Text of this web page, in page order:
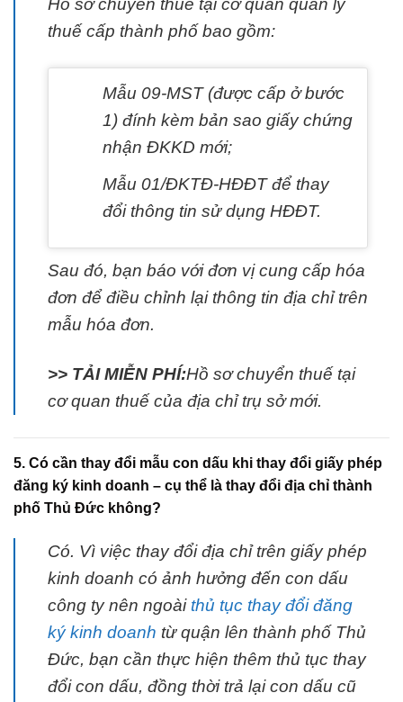
Hồ sơ chuyển thuế tại cơ quan quản lý
thuế cấp thành phố bao gồm:
Mẫu 09-MST (được cấp ở bước
1) đính kèm bản sao giấy chứng
nhận ĐKKD mới;
Mẫu 01/ĐKTĐ-HĐĐT để thay
đổi thông tin sử dụng HĐĐT.
Sau đó, bạn báo với đơn vị cung cấp hóa
đơn để điều chỉnh lại thông tin địa chỉ trên
mẫu hóa đơn.
>> TẢI MIỄN PHÍ:Hồ sơ chuyển thuế tại
cơ quan thuế của địa chỉ trụ sở mới.
5. Có cần thay đổi mẫu con dấu khi thay đổi giấy phép
đăng ký kinh doanh – cụ thể là thay đổi địa chỉ thành
phố Thủ Đức không?
Có. Vì việc thay đổi địa chỉ trên giấy phép
kinh doanh có ảnh hưởng đến con dấu
công ty nên ngoài thủ tục thay đổi đăng
ký kinh doanh từ quận lên thành phố Thủ
Đức, bạn cần thực hiện thêm thủ tục thay
đổi con dấu, đồng thời trả lại con dấu cũ